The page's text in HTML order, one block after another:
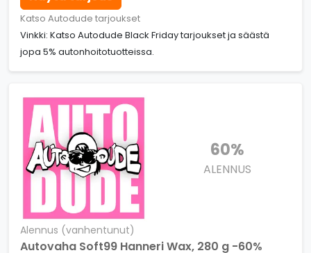
Katso Autodude tarjoukset
Vinkki: Katso Autodude Black Friday tarjoukset ja säästä
jopa 5% autonhoitotuotteissa.
60%
ALENNUS
Alennus (vanhentunut)
Autovaha Soft99 Hanneri Wax, 280 g -60%